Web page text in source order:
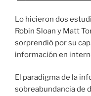
Lo hicieron dos
Robin Sloan y Matt
sorprendió por su
información en
El paradigma de la
sobreabundancia de